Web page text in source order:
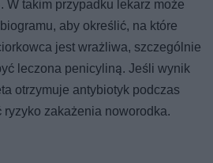
W takim przypadku lekarz może
aby określić, na które
jest wrażliwa, szczególnie
leczona penicyliną. Jeśli wynik
otrzymuje antybiotyk podczas
zakażenia noworodka.